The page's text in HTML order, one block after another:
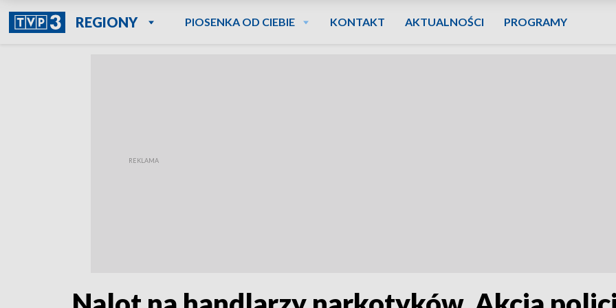
REGIONY PIOSENKA OD CIEBIE KONTAKT AKTUALNOŚCI PROGRAMY